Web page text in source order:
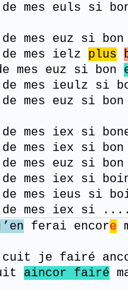
mes euls si
mes euz si
mes ielz plus
mes euz si bon
mes ieulz si
mes euz si
mes iex si
mes iex si
mes euz si
mes iex si
mes ieus si
mes iex si
ferai encore
cuit je fairé
aincor fairé